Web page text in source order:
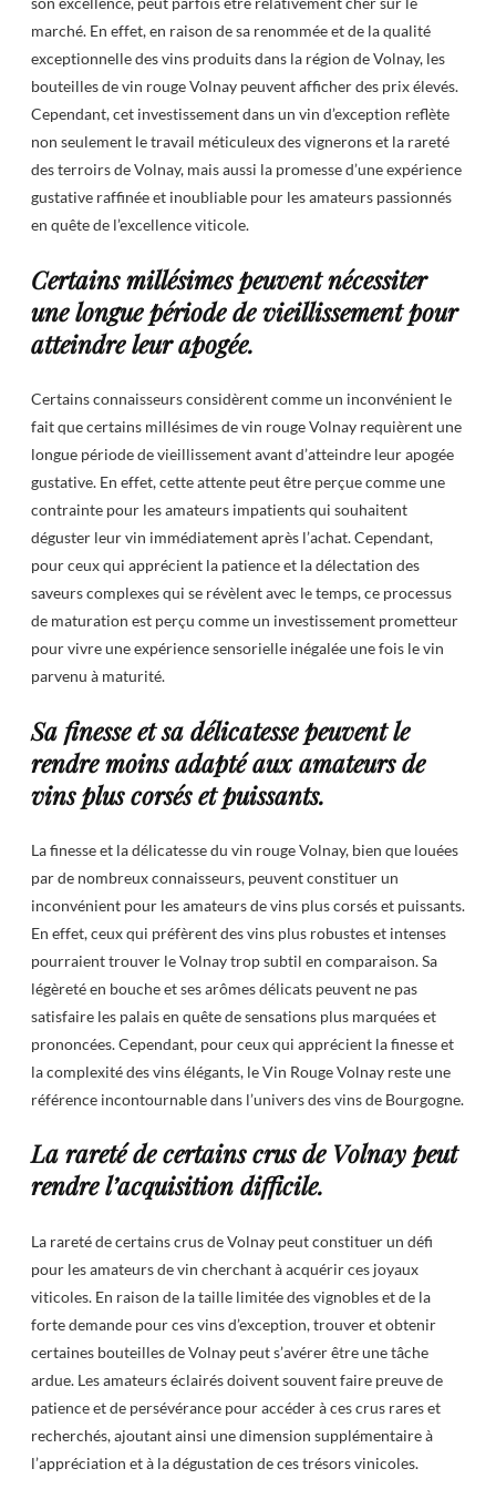
marché. En effet, en raison de sa renommée et de la qualité
exceptionnelle des vins produits dans la région de Volnay, les
bouteilles de vin rouge Volnay peuvent afficher des prix élevés.
Cependant, cet investissement dans un vin d’exception reflète
non seulement le travail méticuleux des vignerons et la rareté
des terroirs de Volnay, mais aussi la promesse d’une expérience
gustative raffinée et inoubliable pour les amateurs passionnés
en quête de l’excellence viticole.
Certains millésimes peuvent nécessiter
une longue période de vieillissement pour
atteindre leur apogée.
Certains connaisseurs considèrent comme un inconvénient le
fait que certains millésimes de vin rouge Volnay requièrent une
longue période de vieillissement avant d’atteindre leur apogée
gustative. En effet, cette attente peut être perçue comme une
contrainte pour les amateurs impatients qui souhaitent
déguster leur vin immédiatement après l’achat. Cependant,
pour ceux qui apprécient la patience et la délectation des
saveurs complexes qui se révèlent avec le temps, ce processus
de maturation est perçu comme un investissement prometteur
pour vivre une expérience sensorielle inégalée une fois le vin
parvenu à maturité.
Sa finesse et sa délicatesse peuvent le
rendre moins adapté aux amateurs de
vins plus corsés et puissants.
La finesse et la délicatesse du vin rouge Volnay, bien que louées
par de nombreux connaisseurs, peuvent constituer un
inconvénient pour les amateurs de vins plus corsés et puissants.
En effet, ceux qui préfèrent des vins plus robustes et intenses
pourraient trouver le Volnay trop subtil en comparaison. Sa
légèreté en bouche et ses arômes délicats peuvent ne pas
satisfaire les palais en quête de sensations plus marquées et
prononcées. Cependant, pour ceux qui apprécient la finesse et
la complexité des vins élégants, le Vin Rouge Volnay reste une
référence incontournable dans l’univers des vins de Bourgogne.
La rareté de certains crus de Volnay peut
rendre l’acquisition difficile.
La rareté de certains crus de Volnay peut constituer un défi
pour les amateurs de vin cherchant à acquérir ces joyaux
viticoles. En raison de la taille limitée des vignobles et de la
forte demande pour ces vins d’exception, trouver et obtenir
certaines bouteilles de Volnay peut s’avérer être une tâche
ardue. Les amateurs éclairés doivent souvent faire preuve de
patience et de persévérance pour accéder à ces crus rares et
recherchés, ajoutant ainsi une dimension supplémentaire à
l’appréciation et à la dégustation de ces trésors vinicoles.